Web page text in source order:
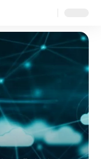
Resizer